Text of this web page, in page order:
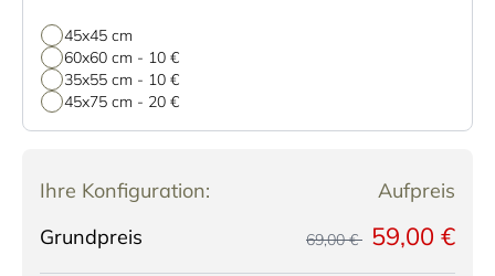
45x45 cm
60x60 cm - 10 €
35x55 cm - 10 €
45x75 cm - 20 €
Ihre Konfiguration:
Aufpreis
Grundpreis
69,00 € 59,00 €